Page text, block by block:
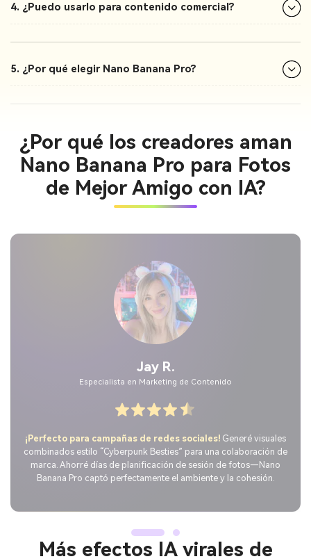
4. ¿Puedo usarlo para contenido comercial?
5. ¿Por qué elegir Nano Banana Pro?
¿Por qué los creadores aman
Nano Banana Pro para Fotos
de Mejor Amigo con IA?
Maya L.
Creadora de TikTok
¡Mi video de BFF consiguió 1 millón de vistas!Usé la
sugerencia “Dúo Pastel Estético”—se veía tan auténtico, la gente
preguntaba si contratamos a un diseñador. Todo hecho en 3
minutos con Nano Banana Pro.
Más efectos IA virales de